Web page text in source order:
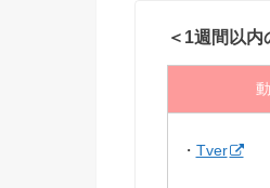
＜1週間以
・ Tver